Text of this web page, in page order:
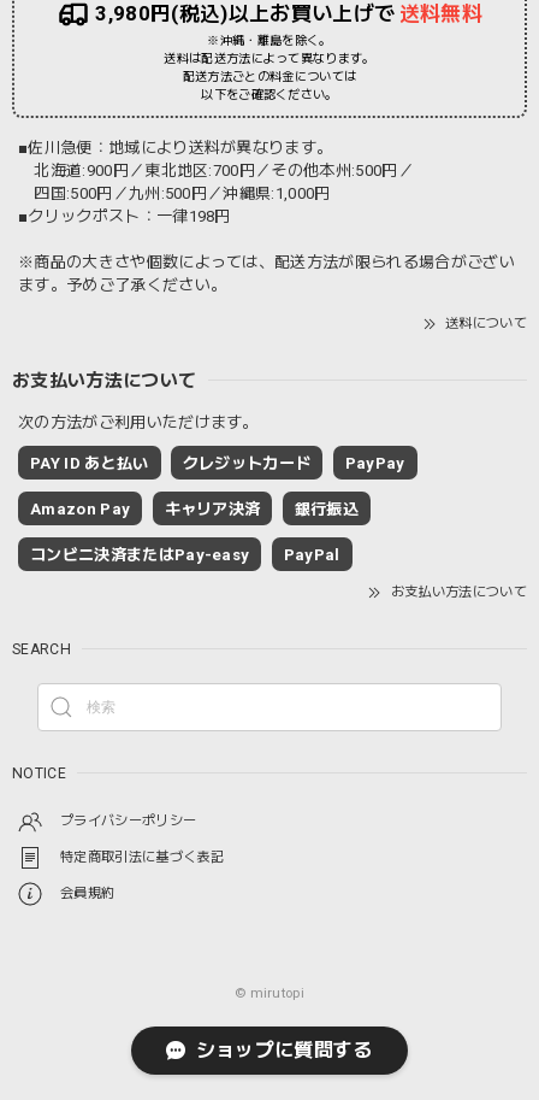
3,980円(税込)以上お買い上げで 送料無料
※沖縄・離島を除く。
送料は配送方法によって異なります。
配送方法ごとの料金については
以下をご確認ください。
■佐川急便：地域により送料が異なります。
北海道:900円／東北地区:700円／その他本州:500円／
四国:500円／九州:500円／沖縄県:1,000円
■クリックポスト：一律198円
※商品の大きさや個数によっては、配送方法が限られる場合がござい
ます。予めご了承ください。
送料について
お支払い方法について
次の方法がご利用いただけます。
PAY ID あと払い クレジットカード PayPay
Amazon Pay キャリア決済 銀行振込
コンビニ決済またはPay-easy PayPal
お支払い方法について
SEARCH
NOTICE
プライバシーポリシー
特定商取引法に基づく表記
会員規約
© mirutopi
ショップに質問する